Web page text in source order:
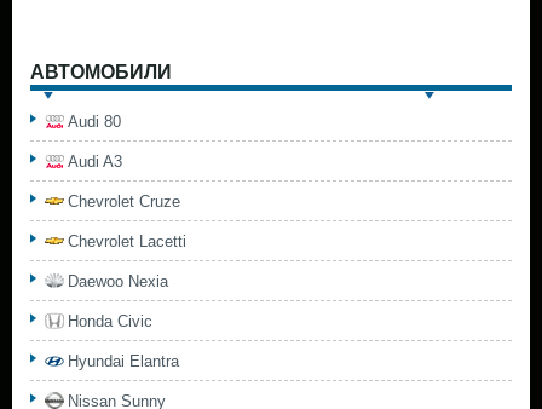
АВТОМОБИЛИ
Audi 80
Audi A3
Chevrolet Cruze
Chevrolet Lacetti
Daewoo Nexia
Honda Civic
Hyundai Elantra
Nissan Sunny